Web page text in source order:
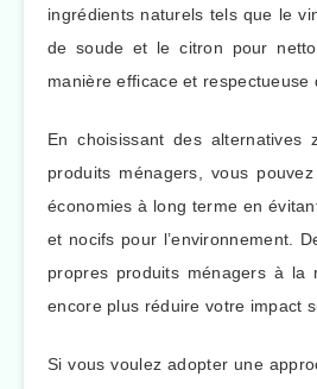
ingrédients naturels tels que le
de soude et le citron pour
manière efficace et respectueuse
En choisissant des alternatives
produits ménagers, vous
économies à long terme en
et nocifs pour l’environnement.
propres produits ménagers à la
encore plus réduire votre impact
Si vous voulez adopter une